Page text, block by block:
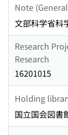
Note
文部科学省科
Research
Research
16201015
Holding
国立国会図書